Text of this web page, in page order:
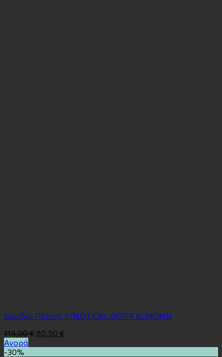
Σακίδιο Πλάτης Y?NOT CAL-001F4 ALMOND
115,00€ 80,50 €
Αγορά
-30%